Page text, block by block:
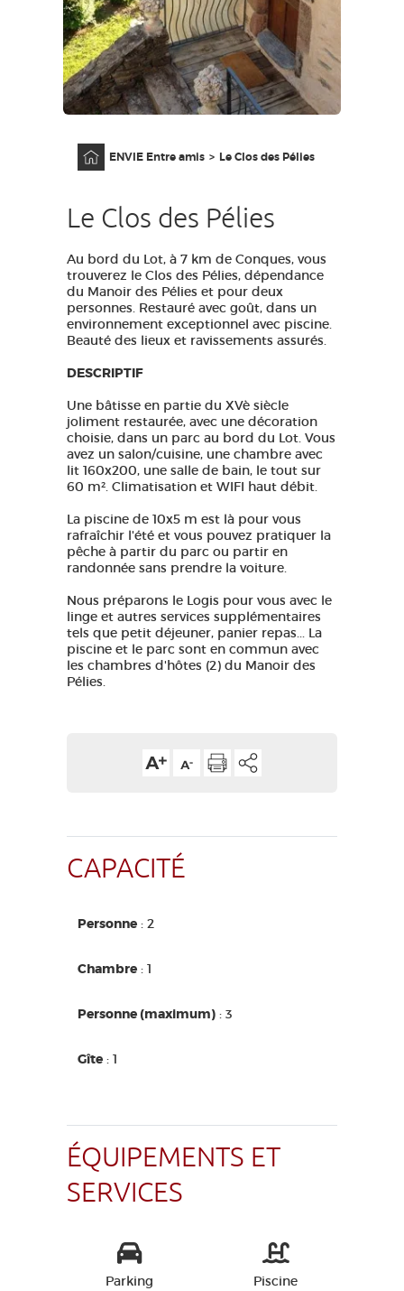
MA SÉLECTION
FR
ENVIE Entre amis Le Clos des Pélies
Le Clos des Pélies
Au bord du Lot, à 7 km de Conques, vous
trouverez le Clos des Pélies, dépendance
du Manoir des Pélies et pour deux
personnes. Restauré avec goût, dans un
environnement exceptionnel avec piscine.
Beauté des lieux et ravissements assurés.
DESCRIPTIF
Une bâtisse en partie du XVè siècle
joliment restaurée, avec une décoration
choisie, dans un parc au bord du Lot. Vous
avez un salon/cuisine, une chambre avec
lit 160x200, une salle de bain, le tout sur
60 m². Climatisation et WIFI haut débit.
La piscine de 10x5 m est là pour vous
rafraîchir l'été et vous pouvez pratiquer la
pêche à partir du parc ou partir en
randonnée sans prendre la voiture.
Nous préparons le Logis pour vous avec le
linge et autres services supplémentaires
tels que petit déjeuner, panier repas... La
piscine et le parc sont en commun avec
les chambres d'hôtes (2) du Manoir des
Pélies.
CAPACITÉ
Personne : 2
Chambre : 1
Personne (maximum) : 3
Gîte : 1
ÉQUIPEMENTS ET
SERVICES
Parking Piscine